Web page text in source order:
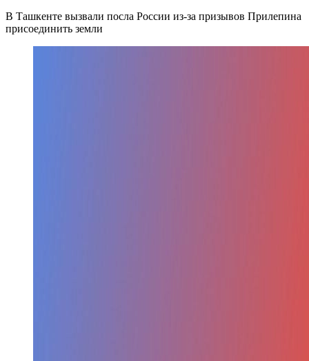
В Ташкенте вызвали посла России из-за призывов Прилепина
присоединить земли